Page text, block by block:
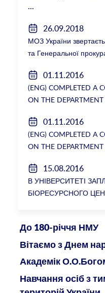
26.09.2018
МОЗ України
та Генеральної
ректорки НМУ
01.11.2016
(ENG) COMPLETED A
ON THE
01.11.2016
(ENG) COMPLETED A
ON THE
15.08.2016
В УНІВЕРСИТЕТІ
БІОРЕСУРСНОГО
До 180-річчя НМУ
Вітаємо з Днем
Академік
Навчання осіб з